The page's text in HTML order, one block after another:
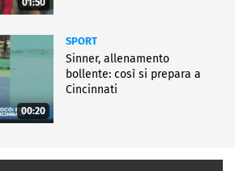
01:50
00:20
SPORT
Sinner, allenamento
bollente: così si prepara a
Cincinnati